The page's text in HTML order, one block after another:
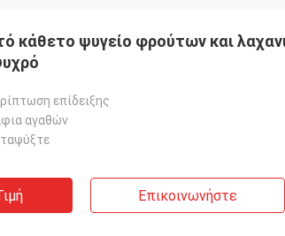
κάθετο ψυγείο φρούτων και
επίδειξης
αγαθών
Επικοινωνήστε